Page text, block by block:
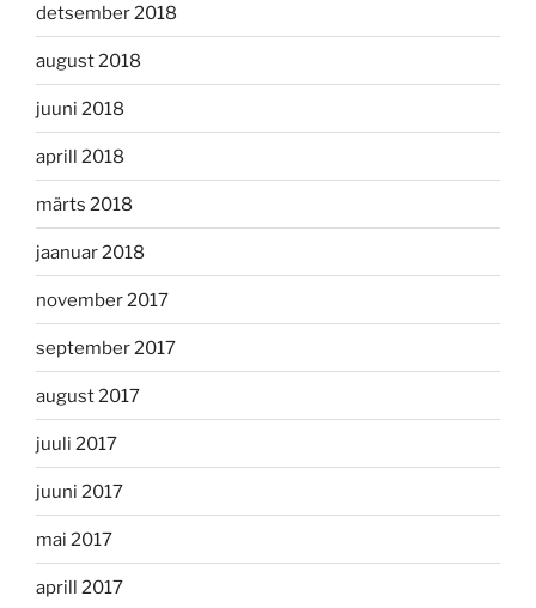
detsember 2018
august 2018
juuni 2018
aprill 2018
märts 2018
jaanuar 2018
november 2017
september 2017
august 2017
juuli 2017
juuni 2017
mai 2017
aprill 2017